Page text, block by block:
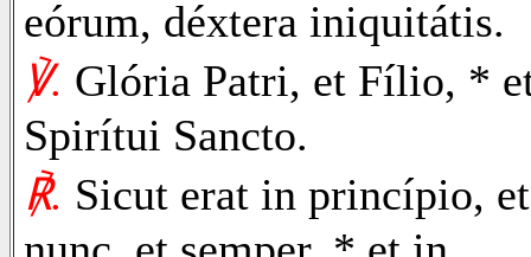
eórum, déxtera iniquitátis.
℣. Glória Patri, et Fílio, *
Spirítui Sancto.
℟. Sicut erat in princípio, et